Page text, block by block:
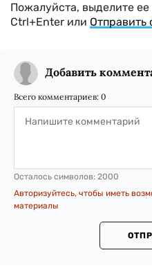
Пожалуйста, выделите
Ctrl+Enter или Отправить
Добавить
Всего комментариев: 0
Осталось символов: 2000
Авторизуйтесь, чтобы иметь
материалы